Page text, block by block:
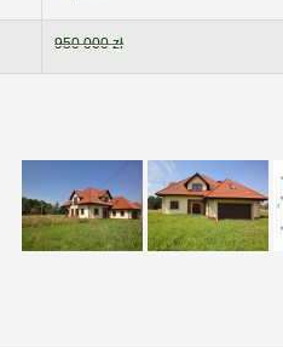
950 000 zł